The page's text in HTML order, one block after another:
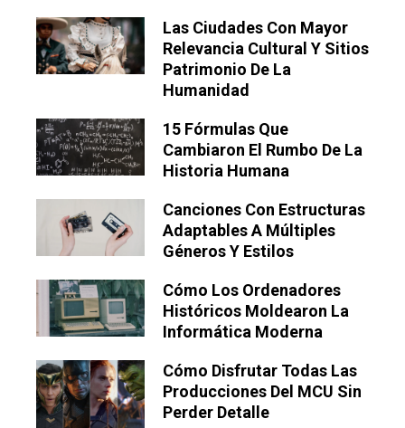
Las Ciudades Con Mayor
Relevancia Cultural Y Sitios
Patrimonio De La
Humanidad
15 Fórmulas Que
Cambiaron El Rumbo De La
Historia Humana
Canciones Con Estructuras
Adaptables A Múltiples
Géneros Y Estilos
Cómo Los Ordenadores
Históricos Moldearon La
Informática Moderna
Cómo Disfrutar Todas Las
Producciones Del MCU Sin
Perder Detalle